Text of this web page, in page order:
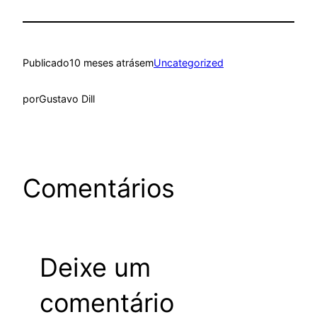
Publicado10 meses atrásemUncategorized
porGustavo Dill
Comentários
Deixe um
comentário